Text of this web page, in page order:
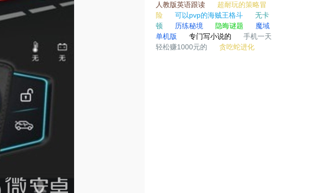
人教版英语跟读
超耐玩的策略冒
险
可以pvp的海贼王格斗
无卡
顿
历练秘境 隐晦谜题
魔域
单机版
专门写小说的
手机一天
轻松赚1000元的
贪吃蛇进化